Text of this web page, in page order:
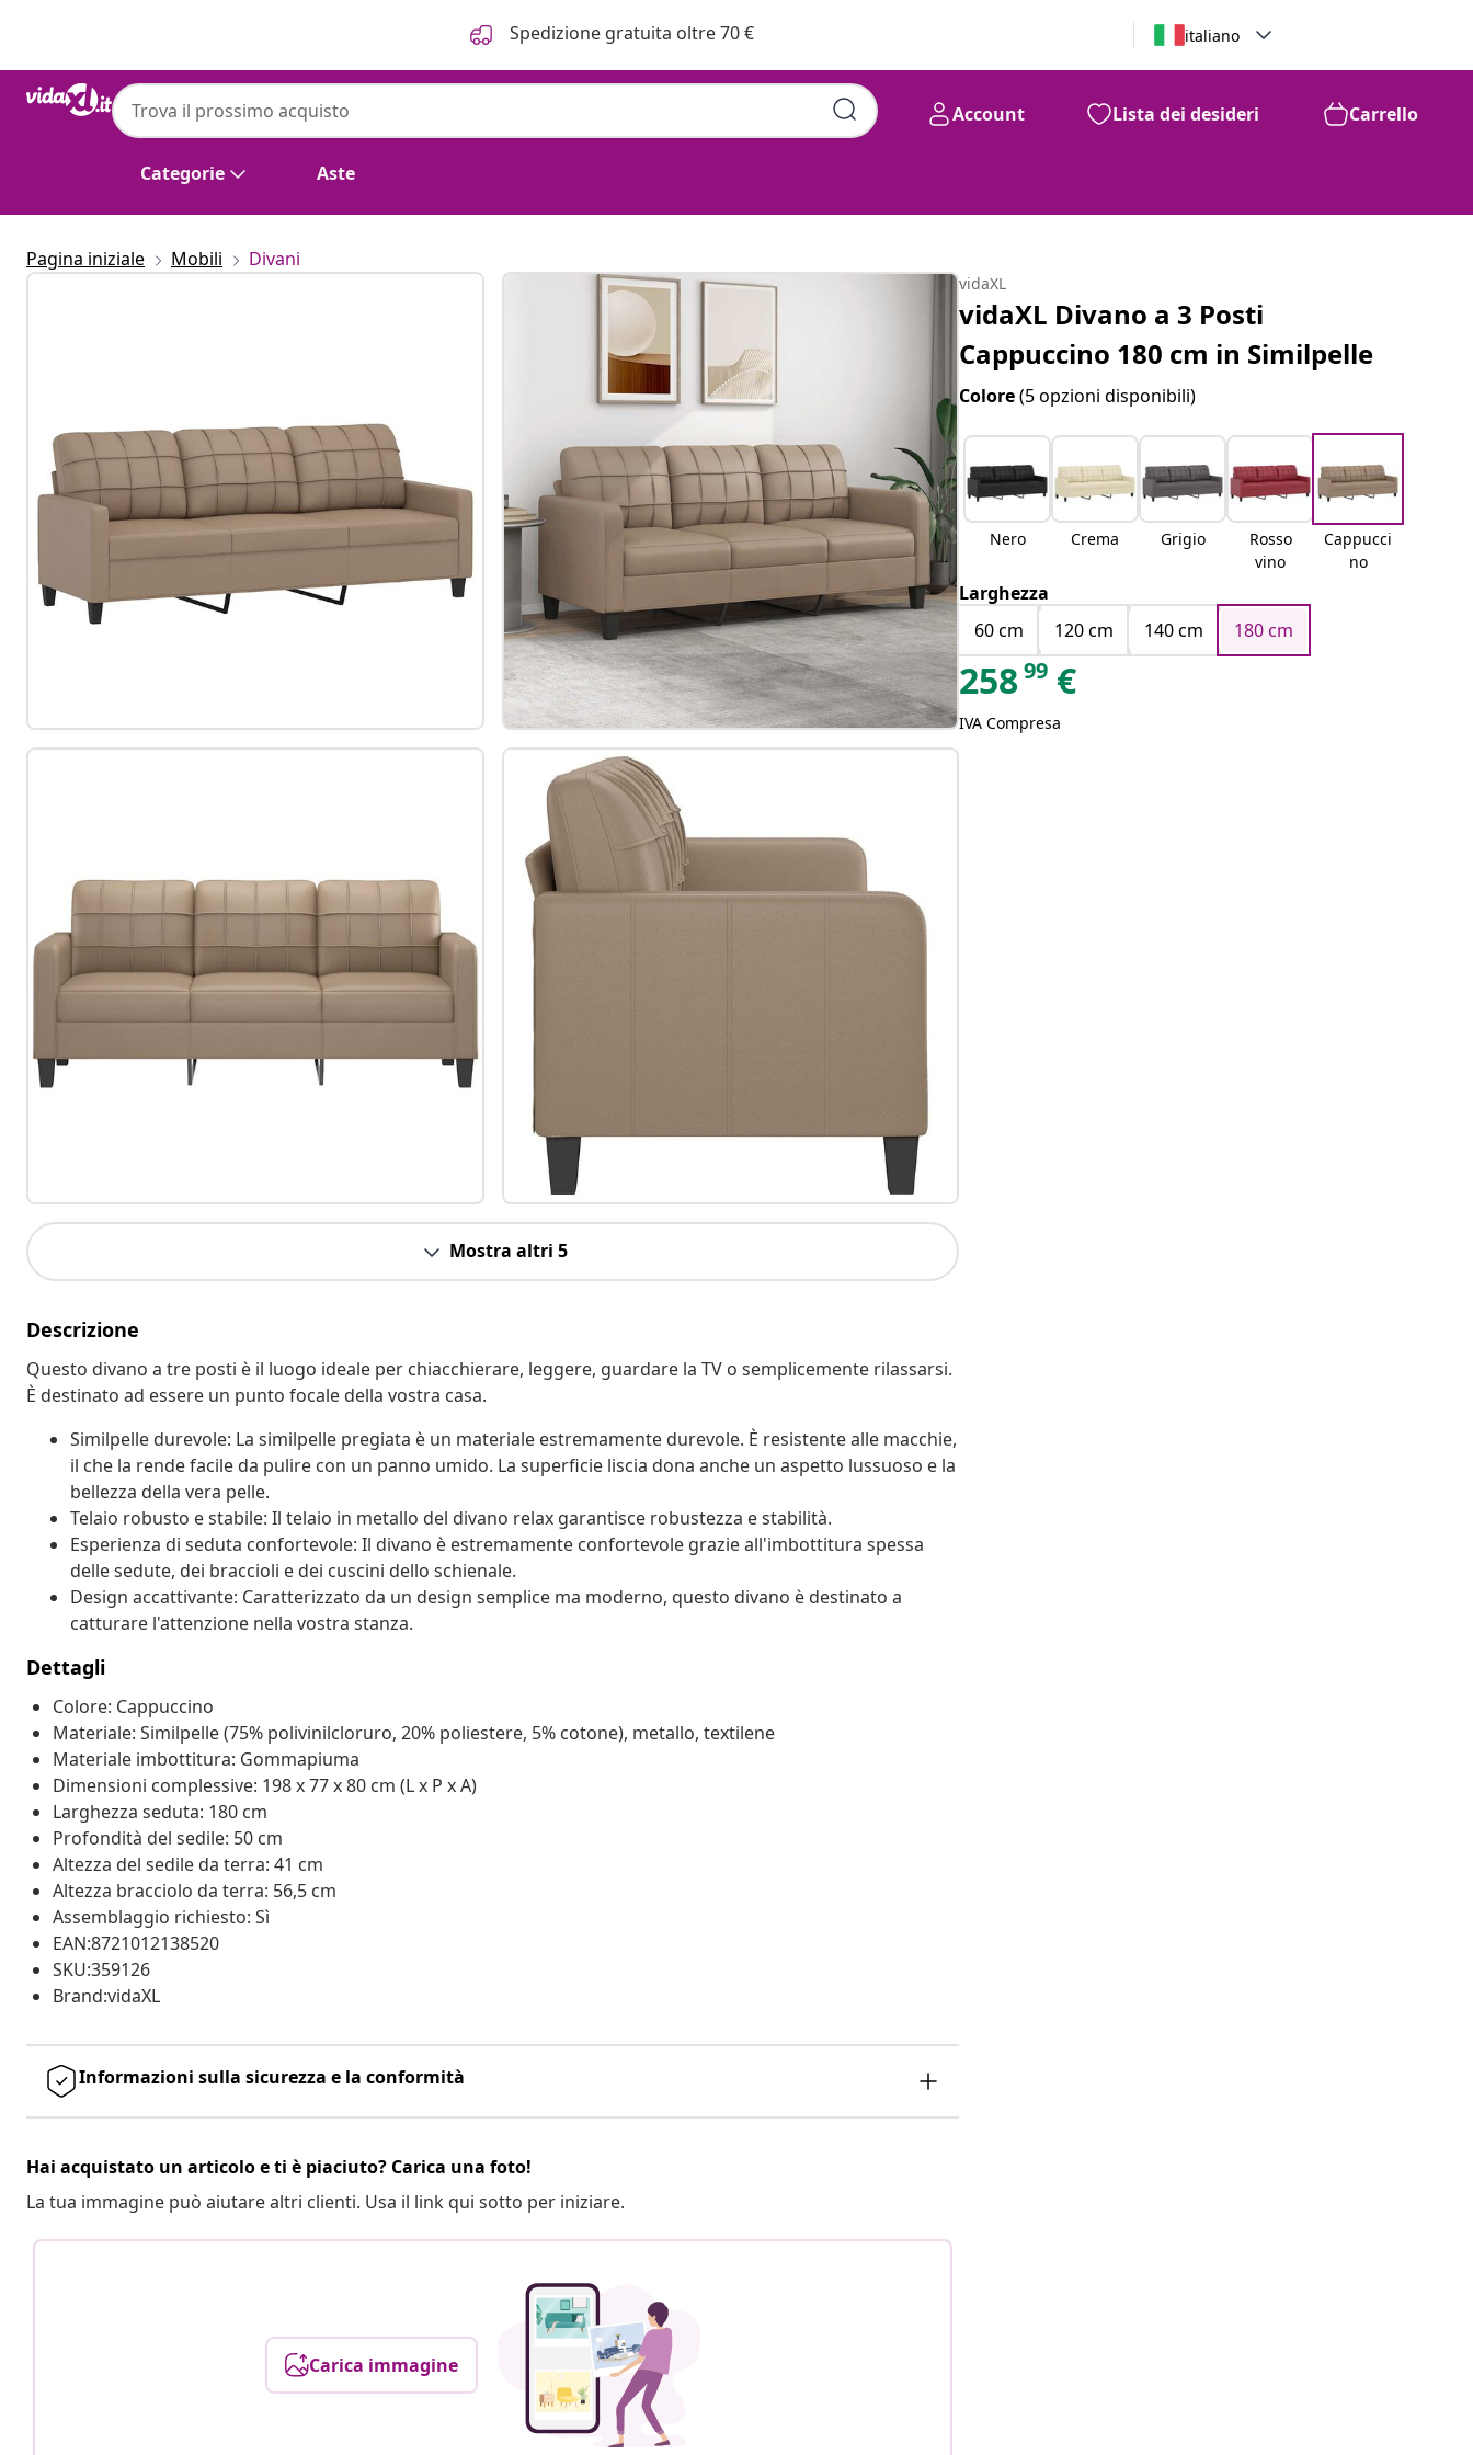
Spedizione gratuita oltre 70 € italiano
Categorie Aste
Account Lista dei desideri Carrello
Pagina iniziale Mobili Divani
Mostra altri 5
Descrizione
Questo divano a tre posti è il luogo ideale per chiacchierare, leggere, guardare la TV o semplicemente rilassarsi.
È destinato ad essere un punto focale della vostra casa.
Similpelle durevole: La similpelle pregiata è un materiale estremamente durevole. È resistente alle macchie,
il che la rende facile da pulire con un panno umido. La superficie liscia dona anche un aspetto lussuoso e la
bellezza della vera pelle.
Telaio robusto e stabile: Il telaio in metallo del divano relax garantisce robustezza e stabilità.
Esperienza di seduta confortevole: Il divano è estremamente confortevole grazie all'imbottitura spessa
delle sedute, dei braccioli e dei cuscini dello schienale.
Design accattivante: Caratterizzato da un design semplice ma moderno, questo divano è destinato a
catturare l'attenzione nella vostra stanza.
Dettagli
Colore: Cappuccino
Materiale: Similpelle (75% polivinilcloruro, 20% poliestere, 5% cotone), metallo, textilene
Materiale imbottitura: Gommapiuma
Dimensioni complessive: 198 x 77 x 80 cm (L x P x A)
Larghezza seduta: 180 cm
Profondità del sedile: 50 cm
Altezza del sedile da terra: 41 cm
Altezza bracciolo da terra: 56,5 cm
Assemblaggio richiesto: Sì
EAN:8721012138520
SKU:359126
Brand:vidaXL
Informazioni sulla sicurezza e la conformità
Hai acquistato un articolo e ti è piaciuto? Carica una foto!
La tua immagine può aiutare altri clienti. Usa il link qui sotto per iniziare.
Carica immagine
vidaXL
vidaXL Divano a 3 Posti
Cappuccino 180 cm in Similpelle
Colore(5 opzioni disponibili)
Nero Crema Grigio
Rosso
vino
Cappucci
no
Larghezza
60 cm
120 cm 140 cm 180 cm
25899 €
IVA Compresa